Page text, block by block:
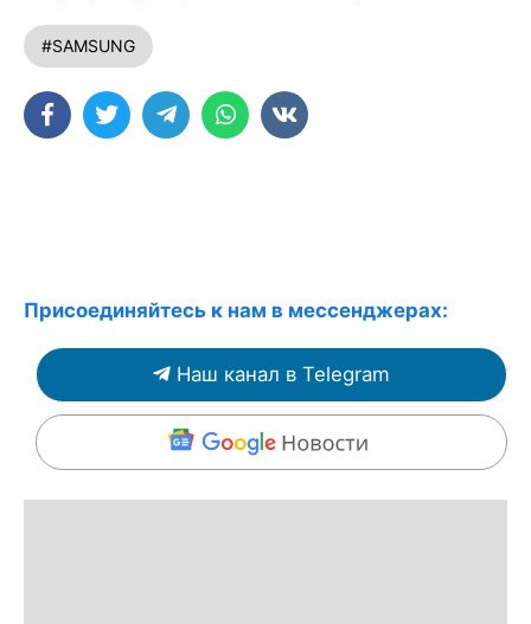
#SAMSUNG
Присоединяйтесь к нам в мессенджерах:
Наш канал в Telegram